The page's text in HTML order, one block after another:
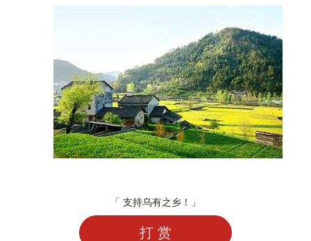
「 支持乌有之乡！」
打 赏